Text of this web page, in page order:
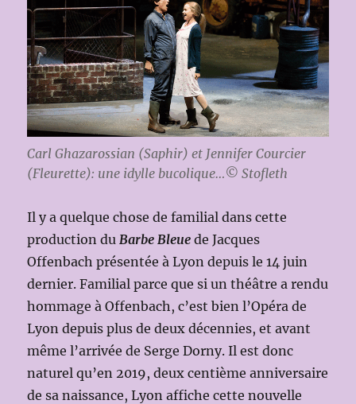
Carl Ghazarossian (Saphir) et Jennifer Courcier
(Fleurette): une idylle bucolique…© Stofleth
Il y a quelque chose de familial dans cette
production du Barbe Bleue de Jacques
Offenbach présentée à Lyon depuis le 14 juin
dernier. Familial parce que si un théâtre a rendu
hommage à Offenbach, c’est bien l’Opéra de
Lyon depuis plus de deux décennies, et avant
même l’arrivée de Serge Dorny. Il est donc
naturel qu’en 2019, deux centième anniversaire
de sa naissance, Lyon affiche cette nouvelle